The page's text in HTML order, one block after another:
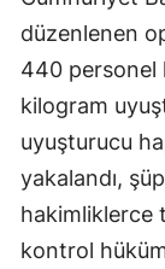
düzenlenen
440 personel
kilogram
uyuşturucu
yakalandı,
hakimliklerce
kontrol